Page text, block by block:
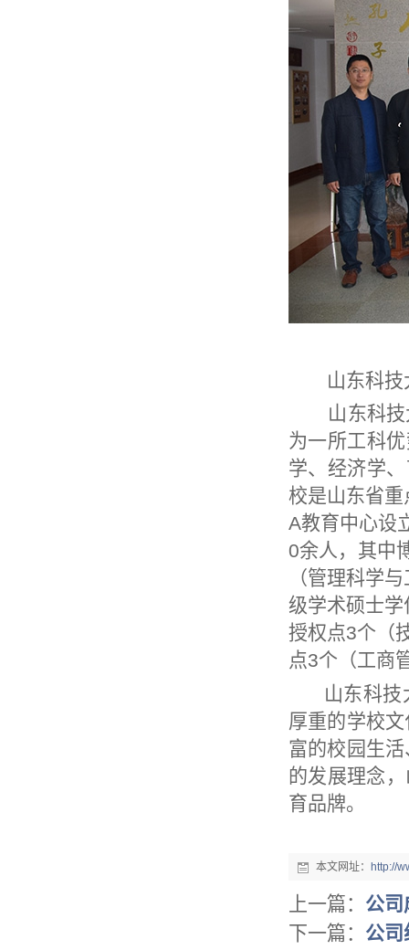
山东科技
山东科技大
为一所工科
学、经济学
校是山东省
A教育中心设
0余人，其中
（管理科学
级学术硕士
授权点3个（
点3个（工商
山东科技大
厚重的学校
富的校园生
的发展理念
育品牌。
本文网址： http://
上一篇： 公司
下一篇： 公司